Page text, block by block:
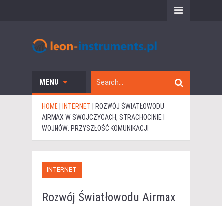
MENU
HOME INTERNET
ROZWÓJ ŚWIATŁOWODU
AIRMAX W SWOJCZYCACH, STRACHOCINIE I
WOJNÓW: PRZYSZŁOŚĆ KOMUNIKACJI
INTERNET
Rozwój Światłowodu Airmax